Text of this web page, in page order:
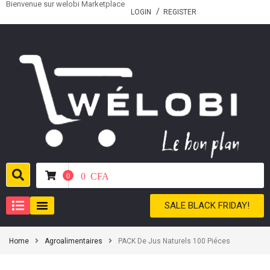
Bienvenue sur welobi Marketplace
LOGIN REGISTER
0 0 CFA
SALE BLACK FRIDAY!
Home Agroalimentaires PACK De Jus Naturels 100 Piéces